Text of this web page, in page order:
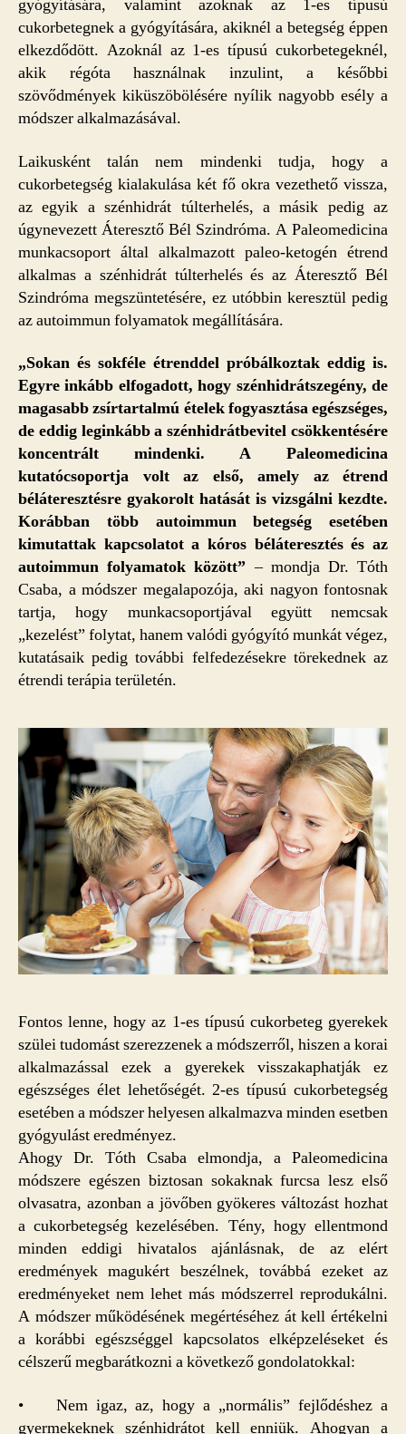
gyógyítására, valamint azoknak az 1-es típusú
cukorbetegnek a gyógyítására, akiknél a betegség éppen
elkezdődött. Azoknál az 1-es típusú cukorbetegeknél,
akik régóta használnak inzulint, a későbbi
szövődmények kiküszöbölésére nyílik nagyobb esély a
módszer alkalmazásával.
Laikusként talán nem mindenki tudja, hogy a
cukorbetegség kialakulása két fő okra vezethető vissza,
az egyik a szénhidrát túlterhelés, a másik pedig az
úgynevezett Áteresztő Bél Szindróma. A Paleomedicina
munkacsoport által alkalmazott paleo-ketogén étrend
alkalmas a szénhidrát túlterhelés és az Áteresztő Bél
Szindróma megszüntetésére, ez utóbbin keresztül pedig
az autoimmun folyamatok megállítására.
„Sokan és sokféle étrenddel próbálkoztak eddig is.
Egyre inkább elfogadott, hogy szénhidrátszegény, de
magasabb zsírtartalmú ételek fogyasztása egészséges,
de eddig leginkább a szénhidrátbevitel csökkentésére
koncentrált mindenki. A Paleomedicina
kutatócsoportja volt az első, amely az étrend
béláteresztésre gyakorolt hatását is vizsgálni kezdte.
Korábban több autoimmun betegség esetében
kimutattak kapcsolatot a kóros béláteresztés és az
autoimmun folyamatok között” – mondja Dr. Tóth
Csaba, a módszer megalapozója, aki nagyon fontosnak
tartja, hogy munkacsoportjával együtt nemcsak
„kezelést” folytat, hanem valódi gyógyító munkát végez,
kutatásaik pedig további felfedezésekre törekednek az
étrendi terápia területén.
Fontos lenne, hogy az 1-es típusú cukorbeteg gyerekek
szülei tudomást szerezzenek a módszerről, hiszen a korai
alkalmazással ezek a gyerekek visszakaphatják ez
egészséges élet lehetőségét. 2-es típusú cukorbetegség
esetében a módszer helyesen alkalmazva minden esetben
gyógyulást eredményez.
Ahogy Dr. Tóth Csaba elmondja, a Paleomedicina
módszere egészen biztosan sokaknak furcsa lesz első
olvasatra, azonban a jövőben gyökeres változást hozhat
a cukorbetegség kezelésében. Tény, hogy ellentmond
minden eddigi hivatalos ajánlásnak, de az elért
eredmények magukért beszélnek, továbbá ezeket az
eredményeket nem lehet más módszerrel reprodukálni.
A módszer működésének megértéséhez át kell értékelni
a korábbi egészséggel kapcsolatos elképzeléseket és
célszerű megbarátkozni a következő gondolatokkal:
• Nem igaz, az, hogy a „normális” fejlődéshez a
gyermekeknek szénhidrátot kell enniük. Ahogyan a